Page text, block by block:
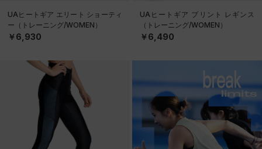
UAヒートギア エリート ショーティ
ー（トレーニング/WOMEN）
￥6,930
UAヒートギア プリント レギンス
（トレーニング/WOMEN）
￥6,490